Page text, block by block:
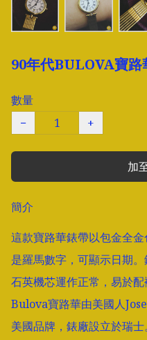
90年代BULOVA寶路
數量
−
+
加
簡介
這款寶路華錶帶以包金全
是羅馬數字，可顯示日期
石英機芯運作正常，易於配
Bulova寶路華由美國人
美國品牌，錶廠設立於瑞士